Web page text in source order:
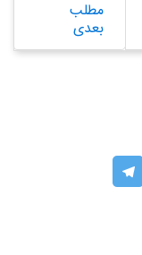
مطلب
بعدی